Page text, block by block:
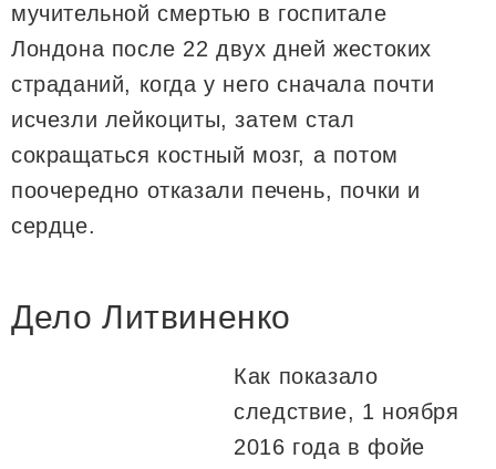
мучительной смертью в госпитале
Лондона после 22 двух дней жестоких
страданий, когда у него сначала почти
исчезли лейкоциты, затем стал
сокращаться костный мозг, а потом
поочередно отказали печень, почки и
сердце.
Дело Литвиненко
Как показало
следствие, 1 ноября
2016 года в фойе